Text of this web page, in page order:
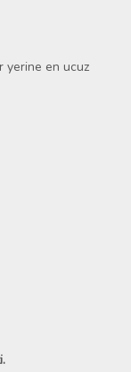
yerine en ucuz